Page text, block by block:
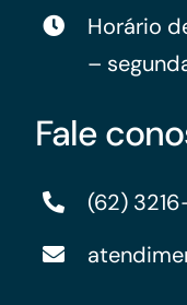
Horário
–
Fale
(62)